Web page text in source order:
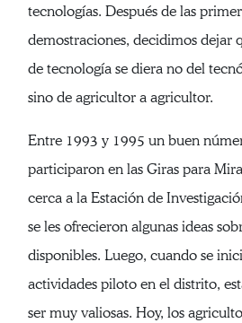
tecnologías. Después de las
demostraciones, decidimos dejar
de tecnología se diera no del
sino de agricultor a agricultor.
Entre 1993 y 1995 un buen
participaron en las Giras para
cerca a la Estación de
se les ofrecieron algunas ideas
disponibles. Luego, cuando se
actividades piloto en el distrito,
ser muy valiosas. Hoy, los